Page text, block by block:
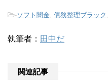
-ソフト闇金, 債務整理ブラック ,
執筆者： 田中だ
関連記事